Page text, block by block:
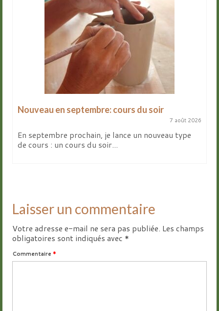
Nouveau en septembre: cours du soir
7 août 2026
En septembre prochain, je lance un nouveau type
de cours : un cours du soir...
Laisser un commentaire
Votre adresse e-mail ne sera pas publiée. Les champs
obligatoires sont indiqués avec *
Commentaire *